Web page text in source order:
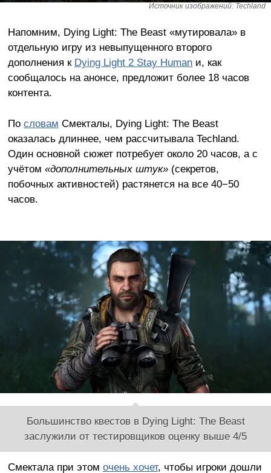
Источник изображений: Techland
Напомним, Dying Light: The Beast «мутировала» в
отдельную игру из невыпущенного второго
дополнения к Dying Light 2 Stay Humanи, как
сообщалось на анонсе, предложит более 18 часов
контента.
По словам Смекталы, Dying Light: The Beast
оказалась длиннее, чем рассчитывала Techland.
Один основной сюжет потребует около 20 часов, а с
учётом «дополнительных штук»(секретов,
побочных активностей) растянется на все 40−50
часов.
Большинство квестов в Dying Light: The Beast
заслужили от тестировщиков оценку выше 4/5
Смектала при этом очень хочет, чтобы игроки дошли